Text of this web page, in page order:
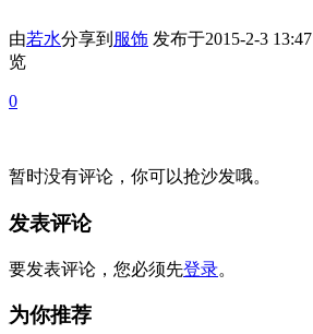
由若水分享到 服饰 发布于2015-2-3 13:47
览
0
暂时没有评论，你可以抢沙发哦。
发表评论
要发表评论，您必须先登录。
为你推荐